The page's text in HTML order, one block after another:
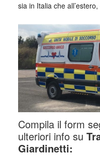
sia in Italia che
Compila il form
ulteriori info su
Giardinetti: